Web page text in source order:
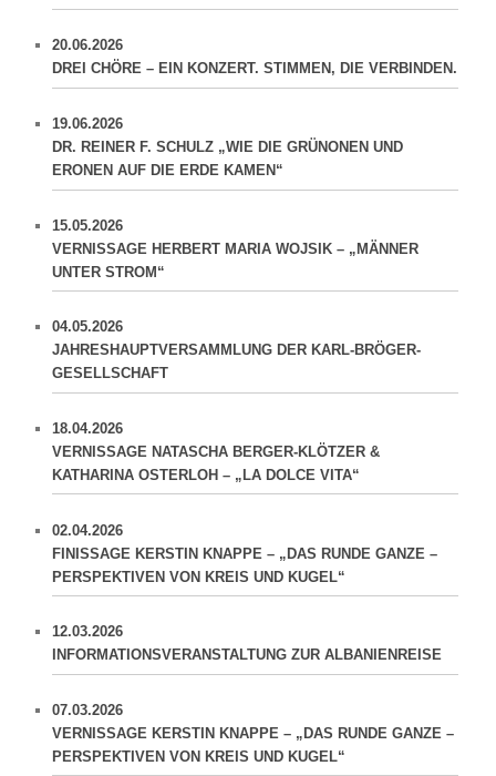
20.06.2026
DREI CHÖRE – EIN KONZERT. STIMMEN, DIE VERBINDEN.
19.06.2026
DR. REINER F. SCHULZ „WIE DIE GRÜNONEN UND
ERONEN AUF DIE ERDE KAMEN“
15.05.2026
VERNISSAGE HERBERT MARIA WOJSIK – „MÄNNER
UNTER STROM“
04.05.2026
JAHRESHAUPTVERSAMMLUNG DER KARL-BRÖGER-
GESELLSCHAFT
18.04.2026
VERNISSAGE NATASCHA BERGER-KLÖTZER &
KATHARINA OSTERLOH – „LA DOLCE VITA“
02.04.2026
FINISSAGE KERSTIN KNAPPE – „DAS RUNDE GANZE –
PERSPEKTIVEN VON KREIS UND KUGEL“
12.03.2026
INFORMATIONSVERANSTALTUNG ZUR ALBANIENREISE
07.03.2026
VERNISSAGE KERSTIN KNAPPE – „DAS RUNDE GANZE –
PERSPEKTIVEN VON KREIS UND KUGEL“